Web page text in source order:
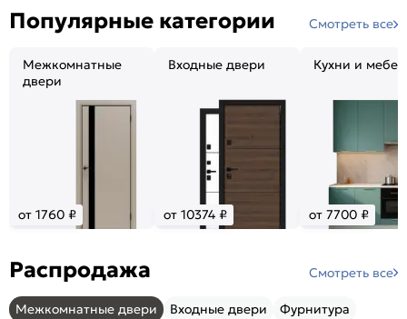
Популярные категории Смотреть все
Межкомнатные
двери
от 1760 ₽
Входные двери
от 10374 ₽
Кухни и
от 7700 ₽
Распродажа Смотреть все
Межкомнатные двери Входные двери Фурнитура